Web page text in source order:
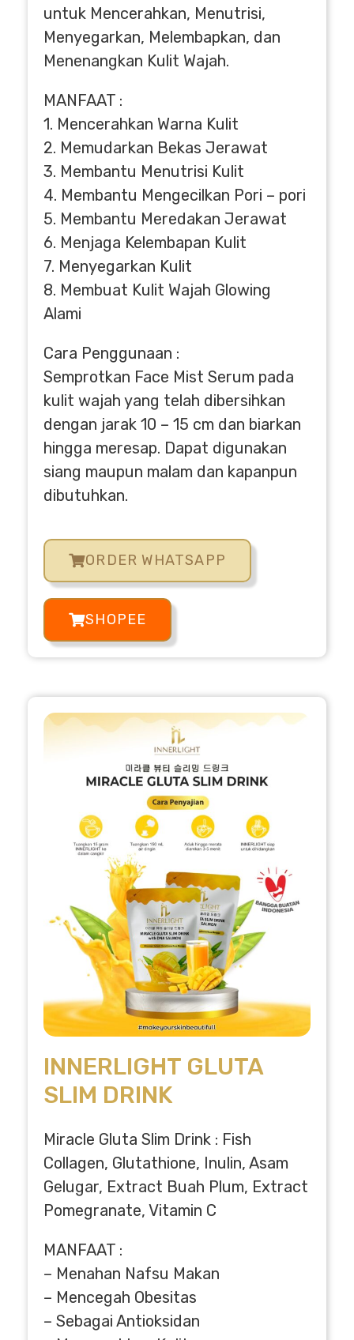
untuk Mencerahkan, Menutrisi,
Menyegarkan, Melembapkan, dan
Menenangkan Kulit Wajah.
MANFAAT :
1. Mencerahkan Warna Kulit
2. Memudarkan Bekas Jerawat
3. Membantu Menutrisi Kulit
4. Membantu Mengecilkan Pori – pori
5. Membantu Meredakan Jerawat
6. Menjaga Kelembapan Kulit
7. Menyegarkan Kulit
8. Membuat Kulit Wajah Glowing
Alami
Cara Penggunaan :
Semprotkan Face Mist Serum pada
kulit wajah yang telah dibersihkan
dengan jarak 10 – 15 cm dan biarkan
hingga meresap. Dapat digunakan
siang maupun malam dan kapanpun
dibutuhkan.
ORDER WHATSAPP
SHOPEE
INNERLIGHT GLUTA
SLIM DRINK
Miracle Gluta Slim Drink : Fish
Collagen, Glutathione, Inulin, Asam
Gelugar, Extract Buah Plum, Extract
Pomegranate, Vitamin C
MANFAAT :
– Menahan Nafsu Makan
– Mencegah Obesitas
– Sebagai Antioksidan